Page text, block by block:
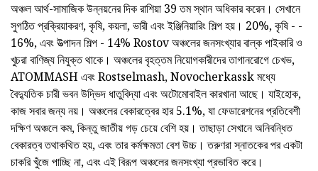
অঞ্চল আর্থ-সামাজিক উন্নয়নের দিক রাশিয়া 39 তম স্থান অধিকার করেন। সেখানে
সুগঠিত প্রক্রিয়াকরণ, কৃষি, কয়লা, ভারী এবং ইঞ্জিনিয়ারিং শিল্প হয়। 20%, কৃষি - -
16%, এবং উত্পাদন শিল্প - 14% Rostov অঞ্চলের জনসংখ্যার বাল্ক পাইকারি ও
খুচরা বাণিজ্য নিযুক্ত থাকে। অঞ্চলের বৃহত্তম নিয়োগকারীদের তাগানরোগে চেখভ,
ATOMMASH এবং Rostselmash, Novocherkassk মধ্যে
বৈদ্যুতিক চারী ভবন উদ্ভিদ ধাতুবিদ্যা এবং অটোমোবাইল কারখানা আছে। যাইহোক,
কাজ সবার জন্য নয়। অঞ্চলের বেকারত্বের হার 5.1%, যা ফেডারেশনের প্রতিবেশী
দক্ষিণ অঞ্চলে কম, কিন্তু জাতীয় গড় চেয়ে বেশি হয়। তাছাড়া সেখানে অনিবন্ধিত
বেকারত্ব তথাকথিত হয়, এবং তার কর্মক্ষমতা বেশ উচ্চ। তরুণরা স্নাতকের পর একটা
চাকরি খুঁজে পাচ্ছি না, এবং এই বিরূপ অঞ্চলের জনসংখ্যা প্রভাবিত করে।